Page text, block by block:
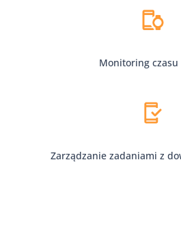
Monitoring czasu
Zarządzanie zadaniami z